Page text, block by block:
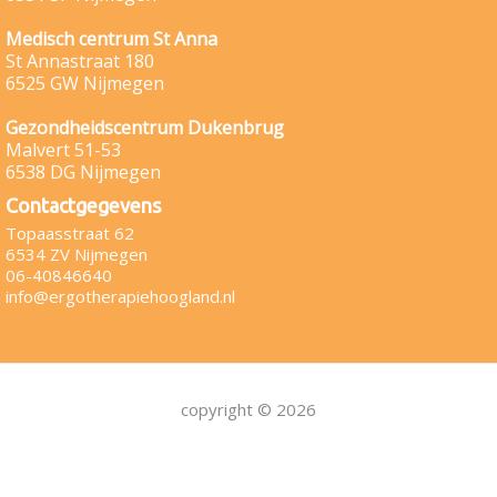
Medisch centrum St Anna
St Annastraat 180
6525 GW Nijmegen
Gezondheidscentrum Dukenbrug
Malvert 51-53
6538 DG Nijmegen
Contactgegevens
Topaasstraat 62
6534 ZV Nijmegen
06-40846640
info@ergotherapiehoogland.nl
copyright © 2026